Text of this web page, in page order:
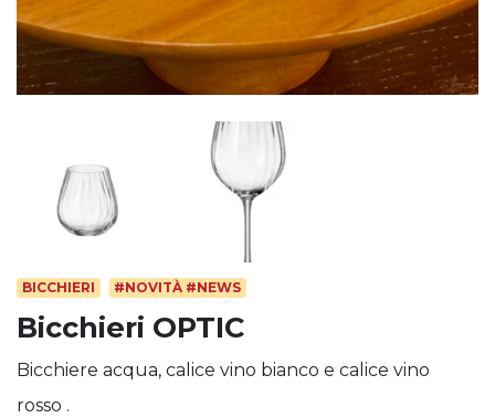
BICCHIERI #NOVITÀ #NEWS
Bicchieri OPTIC
Bicchiere acqua, calice vino bianco e calice vino
rosso .